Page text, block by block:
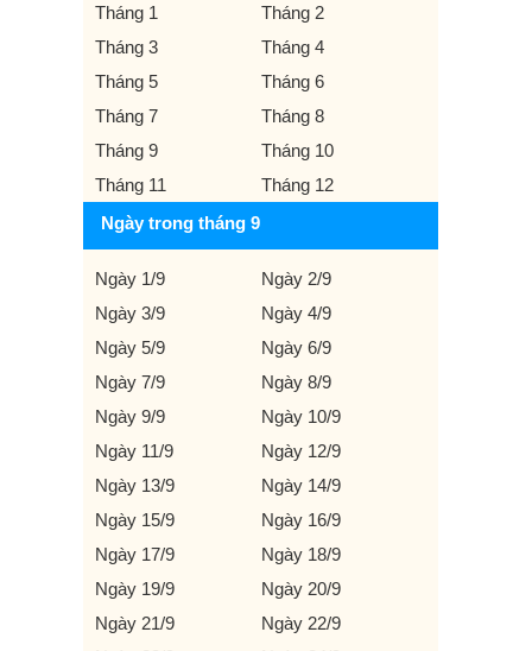
Tháng 1
Tháng 2
Tháng 3
Tháng 4
Tháng 5
Tháng 6
Tháng 7
Tháng 8
Tháng 9
Tháng 10
Tháng 11
Tháng 12
Ngày trong tháng 9
Ngày 1/9
Ngày 2/9
Ngày 3/9
Ngày 4/9
Ngày 5/9
Ngày 6/9
Ngày 7/9
Ngày 8/9
Ngày 9/9
Ngày 10/9
Ngày 11/9
Ngày 12/9
Ngày 13/9
Ngày 14/9
Ngày 15/9
Ngày 16/9
Ngày 17/9
Ngày 18/9
Ngày 19/9
Ngày 20/9
Ngày 21/9
Ngày 22/9